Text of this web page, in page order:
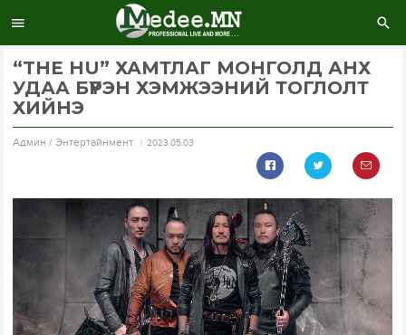
“THE HU” ХАМТЛАГ МОНГОЛД АНХ
УДАА БҮРЭН ХЭМЖЭЭНИЙ ТОГЛОЛТ
ХИЙНЭ
Aдмин / Энтертайнмент 2023.05.03